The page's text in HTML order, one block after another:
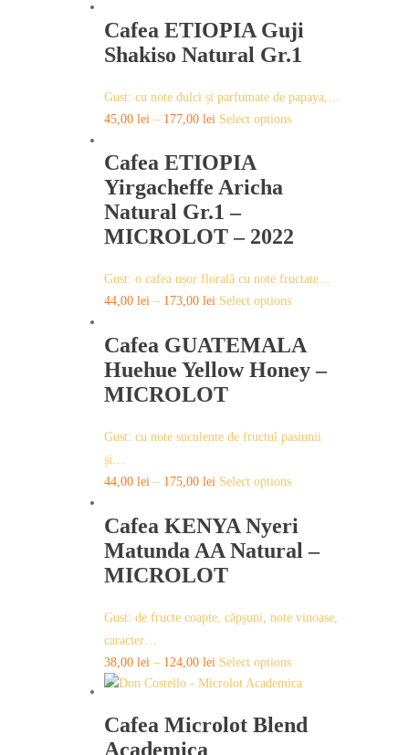
has
multiple
product
Cafea ETIOPIA Guji
Shakiso Natural Gr.1
Gust: cu note dulci și parfumate de papaya,…
45,00 lei – 177,00 lei Select optionsThis
options
be
chosen
the
product
Cafea ETIOPIA
Yirgacheffe Aricha
Natural Gr.1 –
MICROLOT – 2022
Gust: o cafea ușor florală cu note fructate…
44,00 lei – 173,00 lei Select optionsThis
has
variants.
chosen
the
product
Cafea GUATEMALA
Huehue Yellow Honey –
MICROLOT
Gust: cu note suculente de fructul pasiunii
și…
44,00 lei – 175,00 lei Select optionsThis
has
multiple
chosen
on
product
Cafea KENYA Nyeri
Matunda AA Natural –
MICROLOT
Gust: de fructe coapte, căpșuni, note vinoase,
caracter…
38,00 lei – 124,00 lei Select optionsThis
product
multiple
Cafea Microlot Blend
Academica